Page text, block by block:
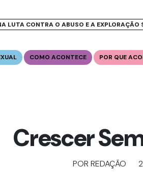
LUTA CONTRA O ABUSO E A EXPLORAÇÃO
COMO ACONTECE POR QUE
Crescer
POR REDAÇÃO